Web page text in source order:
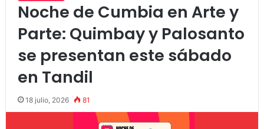
Noche de Cumbia en Arte y
Parte: Quimbay y Palosanto
se presentan este sábado
en Tandil
18 julio, 2026 81